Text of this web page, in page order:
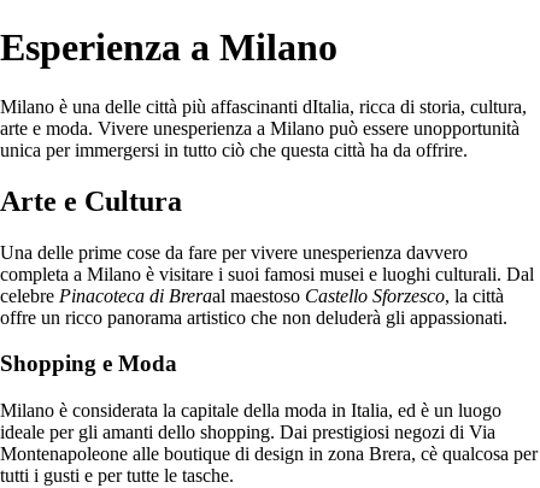
Esperienza a Milano
Milano è una delle città più affascinanti dItalia, ricca di storia, cultura,
arte e moda. Vivere unesperienza a Milano può essere unopportunità
unica per immergersi in tutto ciò che questa città ha da offrire.
Arte e Cultura
Una delle prime cose da fare per vivere unesperienza davvero
completa a Milano è visitare i suoi famosi musei e luoghi culturali. Dal
celebre Pinacoteca di Breraal maestoso Castello Sforzesco, la città
offre un ricco panorama artistico che non deluderà gli appassionati.
Shopping e Moda
Milano è considerata la capitale della moda in Italia, ed è un luogo
ideale per gli amanti dello shopping. Dai prestigiosi negozi di Via
Montenapoleone alle boutique di design in zona Brera, cè qualcosa per
tutti i gusti e per tutte le tasche.